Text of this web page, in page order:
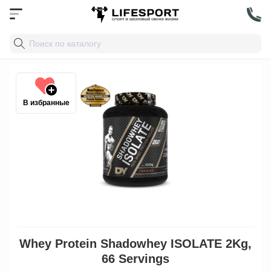
В избранные
Whey Protein Shadowhey ISOLATE 2Kg,
66 Servings